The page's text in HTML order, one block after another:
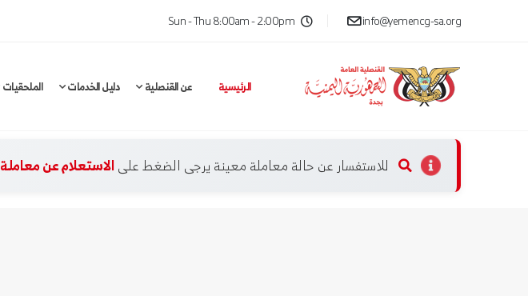
info@yemencg-sa.org
Sun - Thu 8:00am - 2:00pm
الرئيسية عن القنصلية دليل الخدمات الملحقيات
للاستفسار عن حالة معاملة معينة يرجى الضغط علىالاستعلام عن معاملة